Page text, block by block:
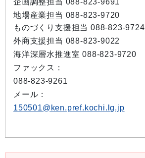
企画調整担当 088-823-9691
地場産業担当 088-823-9720
ものづくり支援担当 088-823-9724
外商支援担当 088-823-9022
海洋深層水推進室 088-823-9720
ファックス：
088-823-9261
メール：
150501@ken.pref.kochi.lg.jp